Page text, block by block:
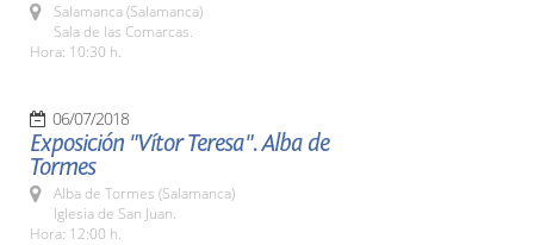
Salamanca (Salamanca)
Sala de las Comarcas.
Hora: 10:30 h.
06/07/2018
Exposición "Vítor Teresa". Alba de
Tormes
Alba de Tormes (Salamanca)
Iglesia de San Juan.
Hora: 12:00 h.